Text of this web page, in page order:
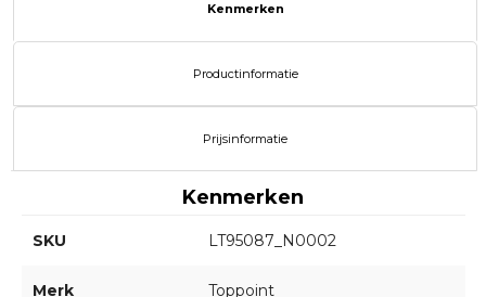
Kenmerken
Productinformatie
Prijsinformatie
Kenmerken
SKU LT95087_N0002
Merk Toppoint